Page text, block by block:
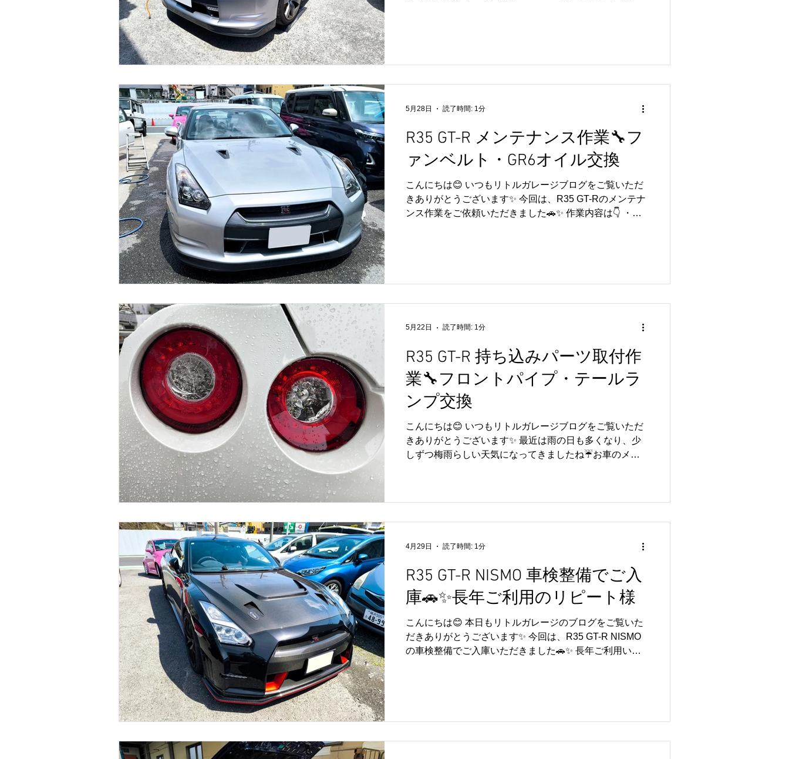
高性能エンジンの性能をしっかりと発揮するためには、
ています。 定期的なメンテナンスを行うことで、エンジ
す😊 特にこれからの暑い季節はエンジンへの負荷も大き
くなるため、早めの点検・交換がおすすめです☀️ 【📸】
この度もご依頼いただきありがとうございました🚗✨ リ
トルガレージでは、オイル交換をはじめ各種メンテナン
スやカスタムも承っております🔧 R35 GT-Rに関するご相
R35 GT-R メンテナンス作業🔧フ
ァンベルト・GR6オイル交換
こんにちは😊 いつもリトルガレージブログをご覧いただ
きありがとうございます✨ 今回は、R35 GT-Rのメンテナ
ンス作業をご依頼いただきました🚗✨ 作業内容は👇 ・フ
も欠かせないポイントですね😊 今回はミッションオイル
また、ファンベルト交換も行い、安心してお乗りいただ
きありがとうございました😊 メンテナンスやカスタム、
点検のご相談もお気軽にどうぞ🔧✨ 皆さまのご来店を心
よりお待ちしております💛
5月28日 読了時間: 1分
R35 GT-R 持ち込みパーツ取付作
業🔧フロントパイプ・テールラ
ンプ交換
こんにちは😊 いつもリトルガレージブログをご覧いただ
きありがとうございます✨ 最近は雨の日も多くなり、少
しずつ梅雨らしい天気になってきましたね☔お車のメン
実施しております🔧✨ 今回はお客様お持ち込みパーツで
わりの印象も変わり、テールランプ交換でリアビューの
雰囲気もさらにスタイリッシュな仕上がりとなっており
ます😏✨ あわせてエンジンオイル交換も実施し、メンテ
ナンス面もしっかりリフレッシュ😊 【📸】 この度はご依
取付やメンテナンス、カスタムのご相談もお気軽にどう
ぞ🔧✨ 皆さまのご来店を心よりお待ちしております💛
5月22日 読了時間: 1分
R35 GT-R NISMO 車検整備でご入
庫🚗✨長年ご利用のリピート様
こんにちは😊 本日もリトルガレージのブログをご覧いた
だきありがとうございます✨ 今回は、R35 GT-R NISMO
の車検整備でご入庫いただきました🚗✨ 長年ご利用いた
ってまいります👍 車検整備は、お車を安全・快適に維持
4月29日 読了時間: 1分